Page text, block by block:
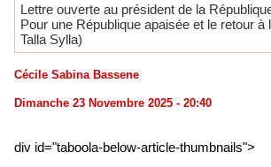
Lettre ouverte au président de la
Pour une République apaisée et le retour à
Talla Sylla)
Cécile Sabina Bassene
Dimanche 23 Novembre 2025 - 20:40
div id="taboola-below-article-thumbnails">